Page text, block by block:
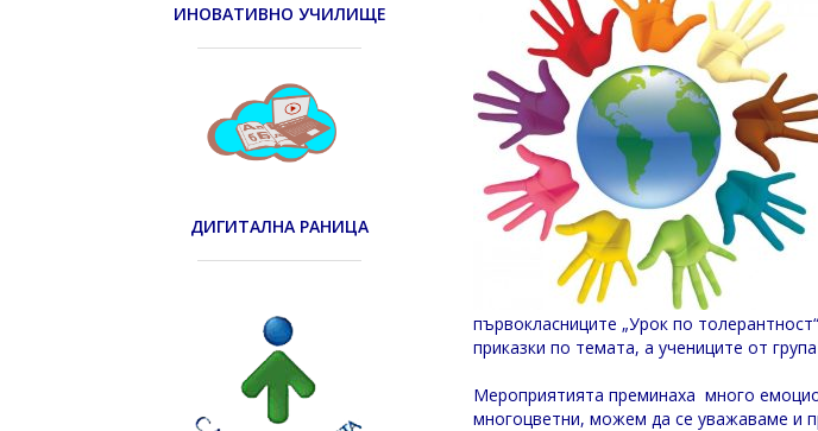
първокласниците „Урок по
приказки по темата, а учениците от
Мероприятията преминаха много
многоцветни, можем да се уважаваме и
ИНОВАТИВНО УЧИЛИЩЕ
ДИГИТАЛНА РАНИЦА